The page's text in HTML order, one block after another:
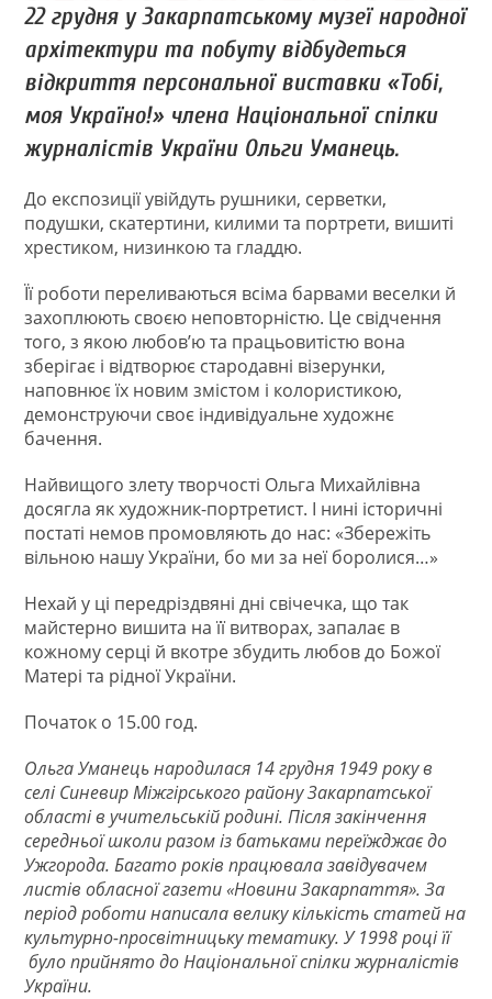
22 грудня у Закарпатському музеї народної
архітектури та побуту відбудеться
відкриття персональної виставки «Тобі,
моя Україно!» члена Національної спілки
журналістів України Ольги Уманець.
До експозиції увійдуть рушники, серветки,
подушки, скатертини, килими та портрети, вишиті
хрестиком, низинкою та гладдю.
Її роботи переливаються всіма барвами веселки й
захоплюють своєю неповторністю. Це свідчення
того, з якою любов’ю та працьовитістю вона
зберігає і відтворює стародавні візерунки,
наповнює їх новим змістом і колористикою,
демонструючи своє індивідуальне художнє
бачення.
Найвищого злету творчості Ольга Михайлівна
досягла як художник-портретист. І нині історичні
постаті немов промовляють до нас: «Збережіть
вільною нашу України, бо ми за неї боролися…»
Нехай у ці передріздвяні дні свічечка, що так
майстерно вишита на її витворах, запалає в
кожному серці й вкотре збудить любов до Божої
Матері та рідної України.
Початок о 15.00 год.
Ольга Уманець народилася 14 грудня 1949 року в
селі Синевир Міжгірського району Закарпатської
області в учительській родині. Після закінчення
середньої школи разом із батьками переїжджає до
Ужгорода. Багато років працювала завідувачем
листів обласної газети «Новини Закарпаття». За
період роботи написала велику кількість статей на
культурно-просвітницьку тематику. У 1998 році її
було прийнято до Національної спілки журналістів
України.